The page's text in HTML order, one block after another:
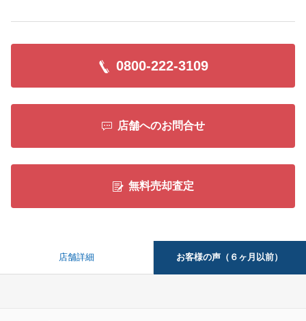
0800-222-3109
店舗へのお問合せ
無料売却査定
店舗詳細 お客様の声（６ヶ月以前）